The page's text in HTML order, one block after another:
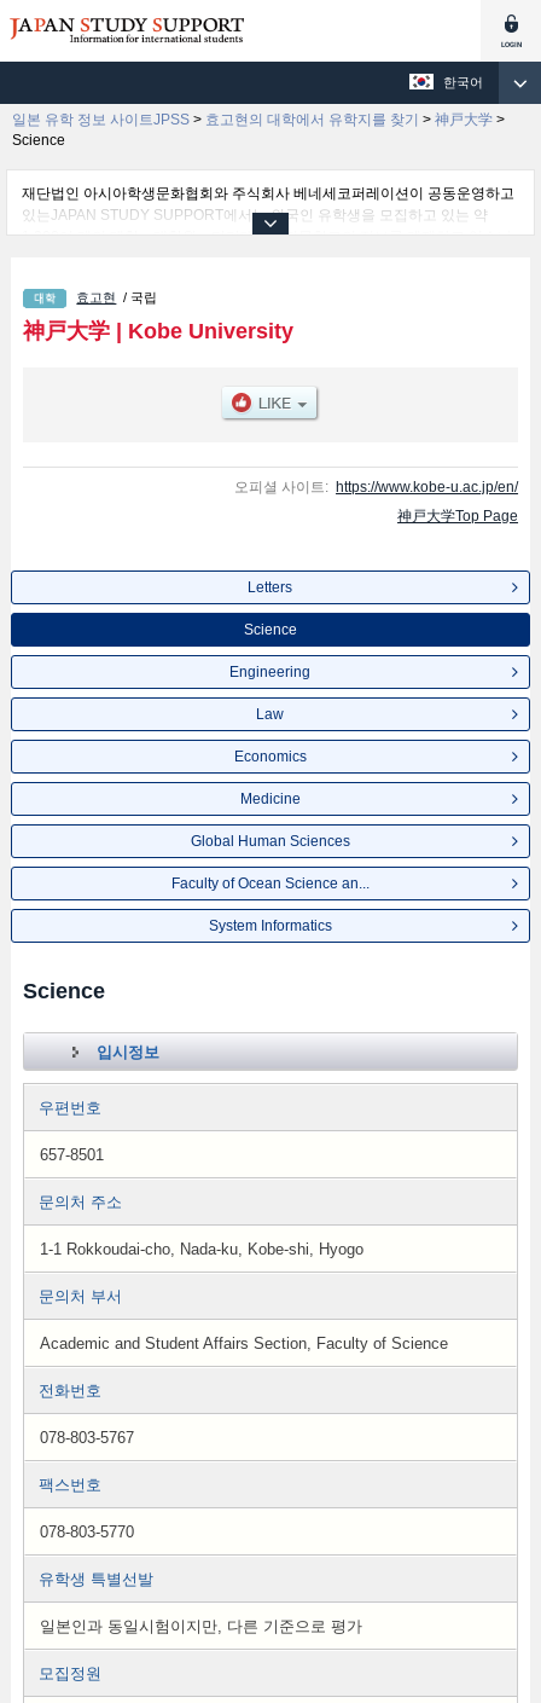
한국어
일본 유학 정보 사이트JPSS > 효고현의 대학에서 유학지를 찾기 > 神戸大学 >
Science
재단법인 아시아학생문화협회와 주식회사 베네세코퍼레이션이 공동운영하고
있는JAPAN STUDY SUPPORT에서는 외국인 유학생을 모집하고 있는 약
1,300여 개의 대학・대학원・단기대학・전문학교의 정보를 게재하고 있습니
Science 학부및Engineering 학부및Law 학부및Economics 학부및Medicine
학부및Global Human Sciences 학부및Faculty of Ocean Science and
Technology 학부및System Informatics 학부 등의 학부별 정보, 모집정원과 합
요한 정보를 게재하고 있으므로 많이 이용해 주시기 바랍니다.
효고현 / 국립
神戸大学| Kobe University
오피셜 사이트: https://www.kobe-u.ac.jp/en/
神戸大学Top Page
Letters
Science
Engineering
Law
Economics
Medicine
Global Human Sciences
Faculty of Ocean Science an...
System Informatics
Science
입시정보
우편번호
657-8501
문의처 주소
1-1 Rokkoudai-cho, Nada-ku, Kobe-shi, Hyogo
문의처 부서
Academic and Student Affairs Section, Faculty of Science
전화번호
078-803-5767
팩스번호
078-803-5770
유학생 특별선발
일본인과 동일시험이지만, 다른 기준으로 평가
모집정원